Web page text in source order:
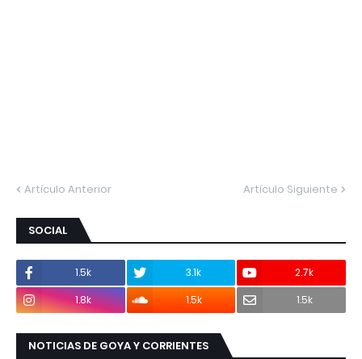
Artículo Anterior Artículo Siguiente
SOCIAL
1.5k 3.1k
2.7k
1.8k
1.5k 1.5k
NOTICIAS DE GOYA Y CORRIENTES